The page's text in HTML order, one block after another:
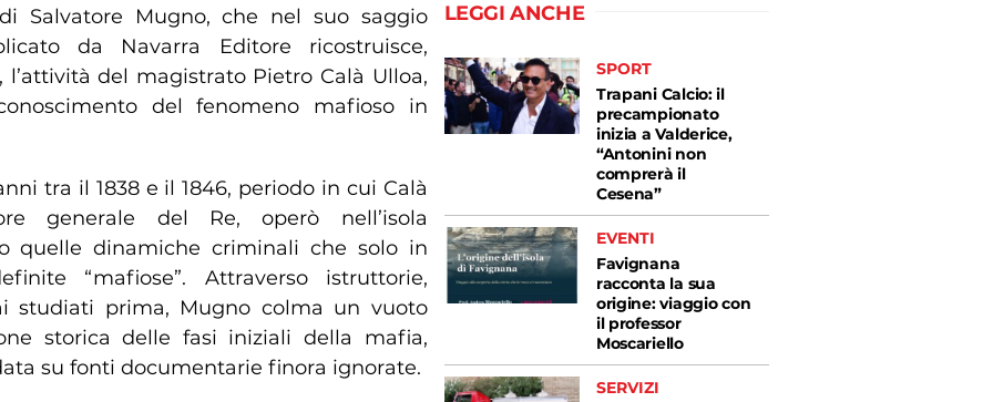
Salvatore Mugno, che nel suo saggio
da Navarra Editore ricostruisce,
del magistrato Pietro Calà Ulloa,
del fenomeno mafioso in
tra il 1838 e il 1846, periodo in cui Calà
generale del Re, operò nell’isola
quelle dinamiche criminali che solo in
“mafiose”. Attraverso istruttorie,
studiati prima, Mugno colma un vuoto
storica delle fasi iniziali della mafia,
su fonti documentarie finora ignorate.
LEGGI ANCHE
SPORT
Trapani Calcio: il
precampionato
inizia a Valderice,
“Antonini non
comprerà il
Cesena”
EVENTI
Favignana
racconta la sua
origine: viaggio con
il professor
Moscariello
SERVIZI